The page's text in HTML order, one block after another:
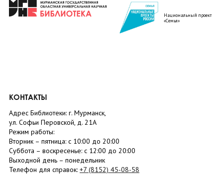
Национальный проект
«Семья»
КОНТАКТЫ
Адрес Библиотеки: г. Мурманск,
ул. Софьи Перовской, д. 21А
Режим работы:
Вторник – пятница: с 10:00 до 20:00
Суббота – воскресенье: c 12:00 до 20:00
Выходной день – понедельник
Телефон для справок: +7 (8152) 45-08-58